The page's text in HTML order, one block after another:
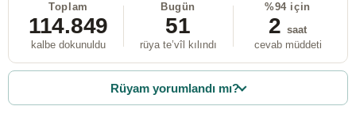
Toplam
114.849
kalbe dokunuldu
Bugün
51
rüya te’vîl kılındı
%94 için
2 saat
cevab müddeti
Rüyam yorumlandı mı?